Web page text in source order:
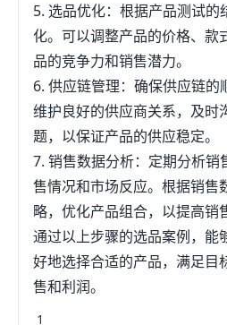
5. 选品优化：根据产品测试的
化。可以调整产品的价格、款
品的竞争力和销售潜力。
6. 供应链管理：确保供应链的
维护良好的供应商关系，及时
题，以保证产品的供应稳定。
7. 销售数据分析：定期分析销
售情况和市场反应。根据销售
略，优化产品组合，以提高销
通过以上步骤的选品案例，能
好地选择合适的产品，满足目
售和利润。
1